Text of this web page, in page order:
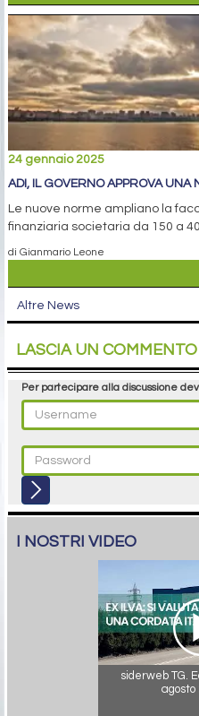
24 gennaio 2025
ADI, IL GOVERNO APPROVA UNA
Le nuove norme ampliano la
finanziaria societaria da 150 a
di Gianmario Leone
Altre News
LASCIA UN COMMENTO
Per partecipare alla discussione
I NOSTRI VIDEO
siderweb TG.
agosto